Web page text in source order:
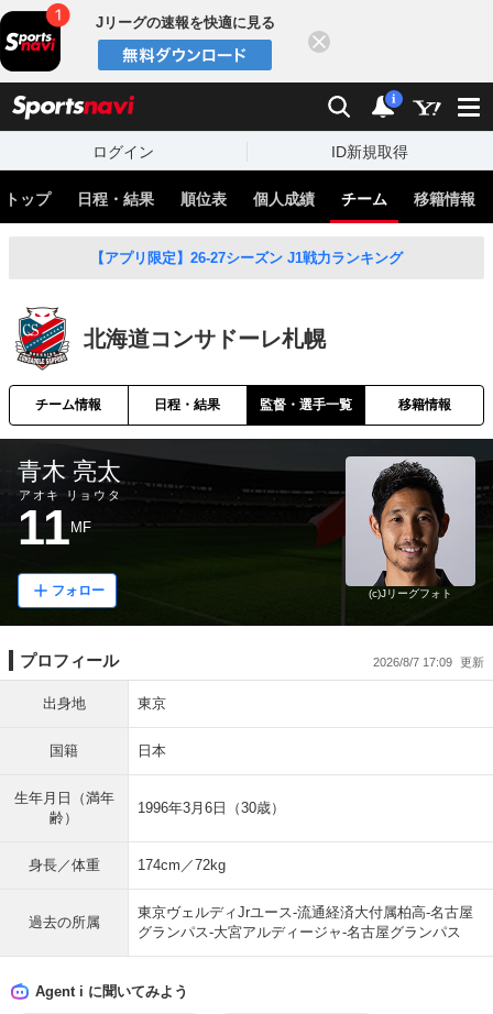
Jリーグの速報を快適に見る
検索 通知
i
ログイン ID新規取得
トップ 日程・結果 順位表 個人成績 チーム 移籍情報
【アプリ限定】26-27シーズン J1戦力ランキング
北海道コンサドーレ札幌
チーム情報 日程・結果 監督・選手一覧 移籍情報
青木 亮太
アオキ リョウタ
11 MF
フォロー (c)Jリーグフォト
プロフィール 2026/8/7 17:09
出身地 東京
国籍 日本
生年月日（満年
齢）
1996年3月6日（30歳）
身長／体重 174cm／72kg
過去の所属
東京ヴェルディJrユース-流通経済大付属柏高-名古屋
グランパス-大宮アルディージャ-名古屋グランパス
Agent i に聞いてみよう